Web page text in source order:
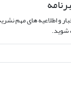
و اطلاعیه های مهم
شوید.